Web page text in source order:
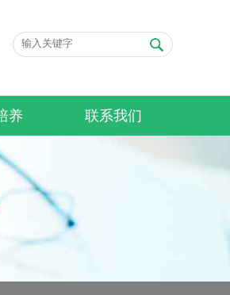
养 联系我们